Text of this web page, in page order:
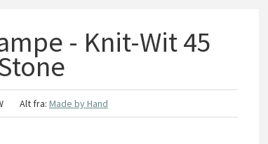
- Knit-Wit 45
Alt fra: Made by Hand